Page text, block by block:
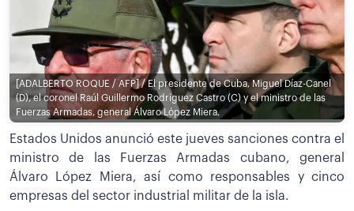
[ADALBERTO ROQUE / AFP] / El presidente de Cuba, Miguel Díaz-Canel
(D), el coronel Raúl Guillermo Rodríguez Castro (C) y el ministro de las
Fuerzas Armadas, general Álvaro López Miera,
Estados Unidos anunció este jueves sanciones contra el
ministro de las Fuerzas Armadas cubano, general
Álvaro López Miera, así como responsables y cinco
empresas del sector industrial militar de la isla.